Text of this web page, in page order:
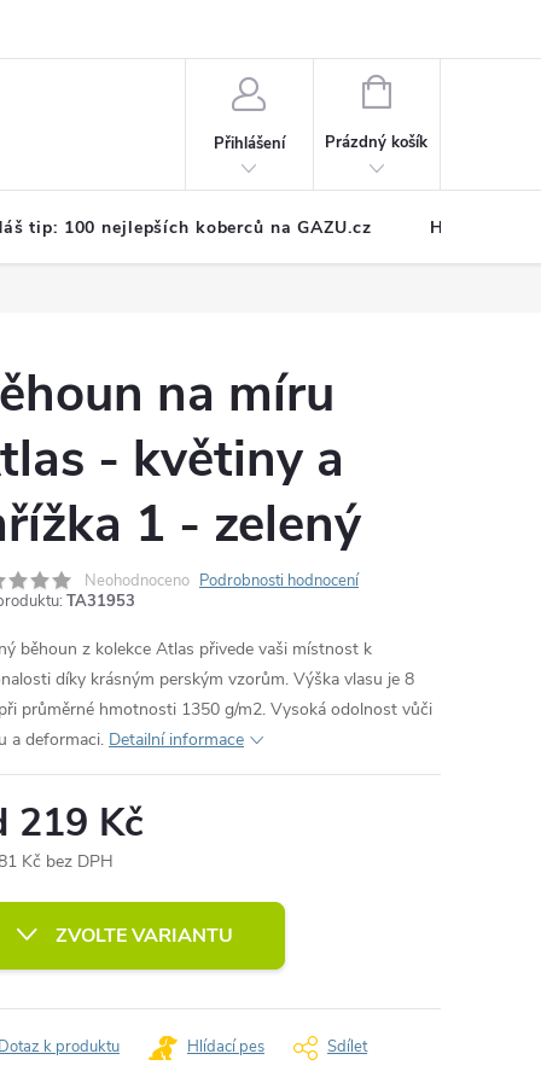
Přihlášení
NÁKUPNÍ
Prázdný košík
tip: 100 nejlepších koberců na GAZU.cz Hodnocení
na míru
- květiny a
1 - zelený
Neohodnoceno Podrobnosti hodnocení
TA31953
běhoun z kolekce Atlas přivede vaši místnost k
díky krásným perským vzorům. Výška vlasu je 8
průměrné hmotnosti 1350 g/m2. Vysoká odolnost vůči
a deformaci. Detailní informace
219 Kč
Kč bez DPH
ZVOLTE VARIANTU
Dotaz k produktu Hlídací pes Sdílet